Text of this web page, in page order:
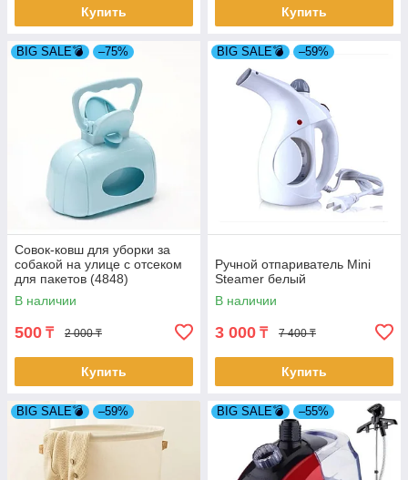
Купить Купить
BIG SALE💣 –75%
Совок-ковш для уборки за
собакой на улице с отсеком
для пакетов (4848)
В наличии
500 ₸ 2 000 ₸
Купить
BIG SALE💣 –59%
Ручной отпариватель Mini
Steamer белый
В наличии
3 000 ₸ 7 400 ₸
Купить
BIG SALE💣 –59% BIG SALE💣 –55%